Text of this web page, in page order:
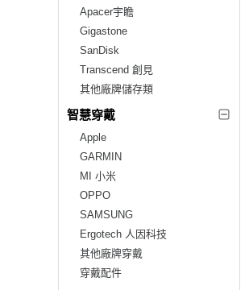
Apacer宇瞻
Gigastone
SanDisk
Transcend 創見
其他廠牌儲存類
智慧穿戴
Apple
GARMIN
MI 小米
OPPO
SAMSUNG
Ergotech 人因科技
其他廠牌穿戴
穿戴配件